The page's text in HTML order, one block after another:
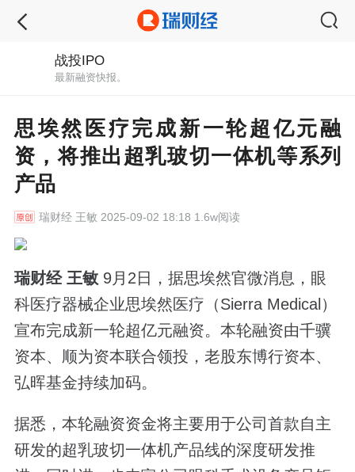
战投IPO
最新融资快报。
思埃然医疗完成新一轮超亿元融
资，将推出超乳玻切一体机等系列
产品
瑞财经王敏 2025-09-02 18:18 1.6w阅读
瑞财经 王敏 9月2日，据思埃然官微消息，眼
科医疗器械企业思埃然医疗（Sierra Medical）
宣布完成新一轮超亿元融资。本轮融资由千骥
资本、顺为资本联合领投，老股东博行资本、
弘晖基金持续加码。
据悉，本轮融资资金将主要用于公司首款自主
研发的超乳玻切一体机产品线的深度研发推